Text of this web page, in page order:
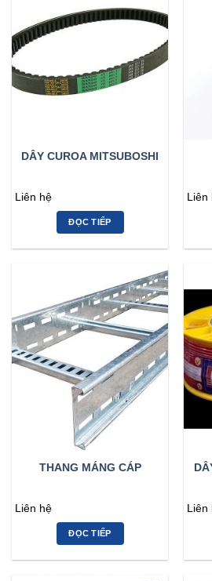
DÂY CUROA MITSUBOSHI
Liên hệ
ĐỌC TIẾP
THANG MÁNG CÁP
Liên hệ
ĐỌC TIẾP